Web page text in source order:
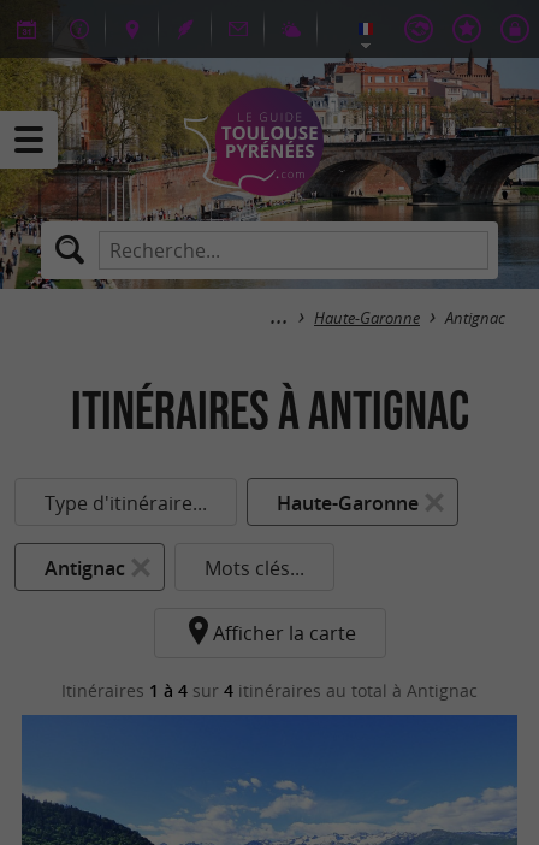
Haute-Garonne Antignac
itinéraires à Antignac
Type d'itinéraire... Haute-Garonne
Antignac Mots clés...
Afficher la carte
Itinéraires 1 à 4 sur 4 itinéraires au total à Antignac